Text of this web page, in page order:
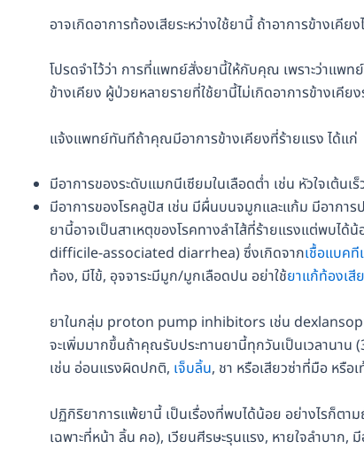
อาจเกิดอาการท้องเสียระหว่างใช้ยานี้ ถ้าอาการข้างเ
โปรดจำไว้ว่า การที่แพทย์สั่งยานี้ให้กับคุณ เพราะว่าแพ
ข้างเคียง ผู้ป่วยหลายรายที่ใช้ยานี้ไม่เกิดอาการข้างเคีย
แจ้งแพทย์ทันทีถ้าคุณมีอาการข้างเคียงที่ร้ายแรง ได้แก่
มีอาการของระดับแมกนีเซียมในเลือดต่ำ เช่น หัวใจเต้น
มีอาการของโรคลูปัส เช่น มีผื่นบนจมูกและแก้ม มีอากา
ยานี้อาจเป็นสาเหตุของโรคทางลำไส้ที่ร้ายแรงแต่พบ
difficile-associated diarrhea) ซึ่งเกิดจากเชื้อแบคที
ท้อง, มีไข้, อุจจาระมีมูก/มูกเลือดปน อย่าใช้ยาแก้ท้องเสีย
ยาในกลุ่ม proton pump inhibitors เช่น
จะเพิ่มมากขึ้นถ้าคุณรับประทานยานี้ทุกวันเป็นเวลานา
เช่น อ่อนแรงผิดปกติ, เจ็บลิ้น, ชา หรือเสียวซ่าที่มือ หรือเ
ปฏิกิริยาการแพ้ยานี้ เป็นเรื่องที่พบได้น้อย อย่างไรก็ต
เฉพาะที่หน้า ลิ้น คอ), เวียนศีรษะรุนแรง, หายใจลำบาก